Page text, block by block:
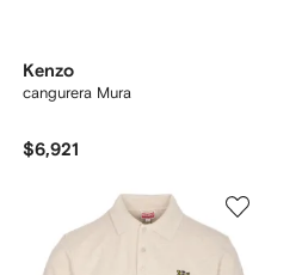
Kenzo
cangurera Mura
$6,921